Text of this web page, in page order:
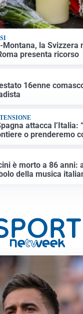
la Svizzera
presenta ricorso
16enne
attacca l’Italia:
o prenderemo
è morto a 86 anni:
della musica